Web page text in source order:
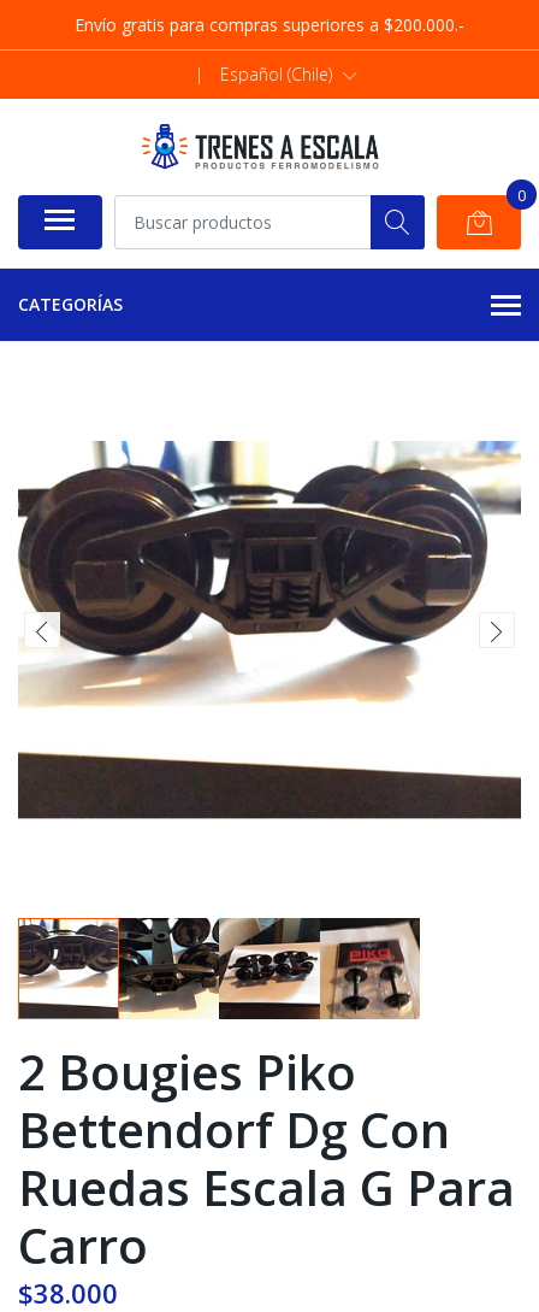
Envío gratis para compras superiores a $200.000.-
| Español (Chile)
0
CATEGORÍAS
2 Bougies Piko
Bettendorf Dg Con
Ruedas Escala G Para
Carro
$38.000